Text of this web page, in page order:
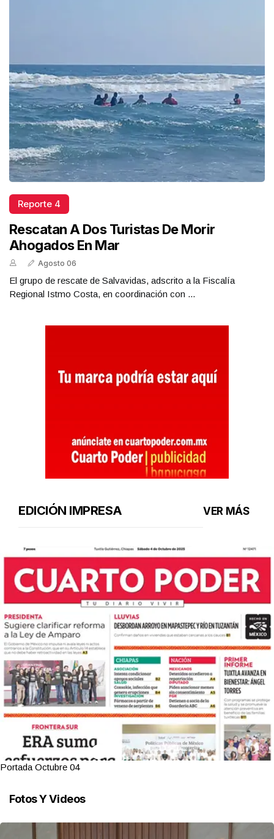
Reporte 4
Rescatan A Dos Turistas De Morir
Ahogados En Mar
Agosto 06
El grupo de rescate de Salvavidas, adscrito a la Fiscalía
Regional Istmo Costa, en coordinación con ...
EDICIÓN IMPRESA VER MÁS
Portada Octubre 04
Fotos Y Videos